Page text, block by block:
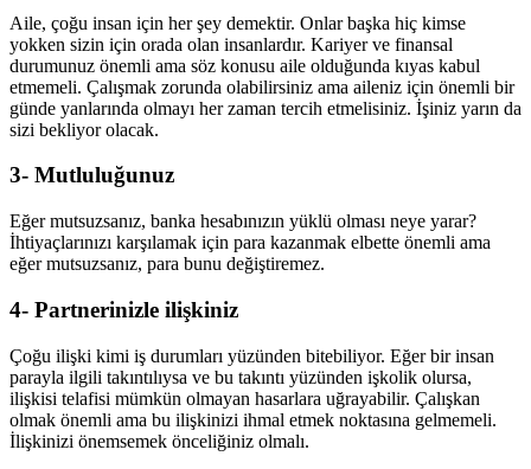
Aile, çoğu insan için her şey demektir. Onlar başka hiç kimse
yokken sizin için orada olan insanlardır. Kariyer ve finansal
durumunuz önemli ama söz konusu aile olduğunda kıyas kabul
etmemeli. Çalışmak zorunda olabilirsiniz ama aileniz için önemli bir
günde yanlarında olmayı her zaman tercih etmelisiniz. İşiniz yarın da
sizi bekliyor olacak.
3- Mutluluğunuz
Eğer mutsuzsanız, banka hesabınızın yüklü olması neye yarar?
İhtiyaçlarınızı karşılamak için para kazanmak elbette önemli ama
eğer mutsuzsanız, para bunu değiştiremez.
4- Partnerinizle ilişkiniz
Çoğu ilişki kimi iş durumları yüzünden bitebiliyor. Eğer bir insan
parayla ilgili takıntılıysa ve bu takıntı yüzünden işkolik olursa,
ilişkisi telafisi mümkün olmayan hasarlara uğrayabilir. Çalışkan
olmak önemli ama bu ilişkinizi ihmal etmek noktasına gelmemeli.
İlişkinizi önemsemek önceliğiniz olmalı.